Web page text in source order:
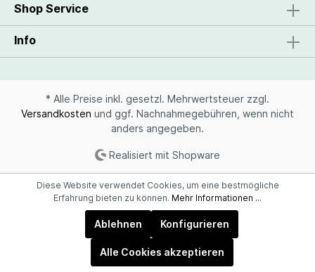
Shop Service
Info
* Alle Preise inkl. gesetzl. Mehrwertsteuer zzgl.
Versandkosten und ggf. Nachnahmegebühren, wenn nicht
anders angegeben.
Realisiert mit Shopware
Diese Website verwendet Cookies, um eine bestmögliche
Erfahrung bieten zu können. Mehr Informationen ...
Ablehnen Konfigurieren
Alle Cookies akzeptieren